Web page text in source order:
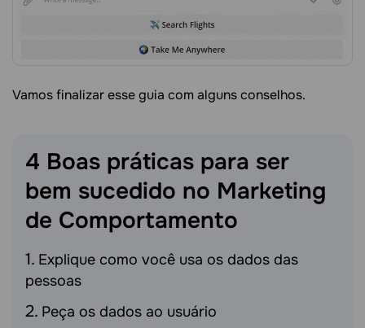
Vamos finalizar esse guia com alguns conselhos.
4 Boas práticas para ser
bem sucedido no Marketing
de Comportamento
Explique como você usa os dados das
pessoas
Peça os dados ao usuário